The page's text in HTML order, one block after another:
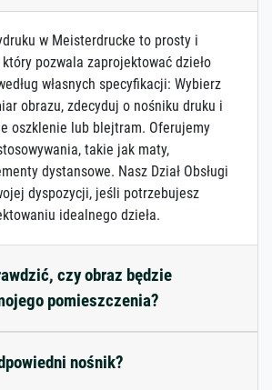
w Meisterdrucke to prosty i
pozwala zaprojektować dzieło
własnych specyfikacji: Wybierz
obrazu, zdecyduj o nośniku druku i
oszklenie lub blejtram. Oferujemy
takie jak maty,
dystansowe. Nasz Dział Obsługi
dyspozycji, jeśli potrzebujesz
idealnego dzieła.
czy obraz będzie
pomieszczenia?
nośnik?